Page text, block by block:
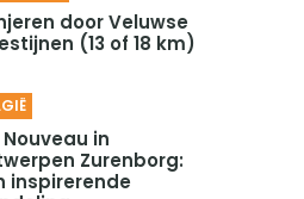
door Veluwse
(13 of 18 km)
in
Zurenborg:
inspirerende